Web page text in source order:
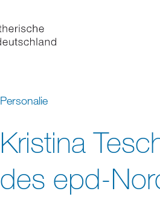
Personalie
Kristina
des epd-